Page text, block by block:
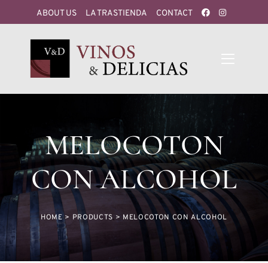
ABOUT US LA TRASTIENDA CONTACT
MELOCOTON
CON ALCOHOL
HOME> PRODUCTS> MELOCOTON CON ALCOHOL